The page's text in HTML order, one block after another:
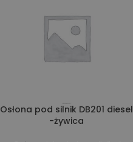
Osłona pod silnik DB201 diesel
-żywica